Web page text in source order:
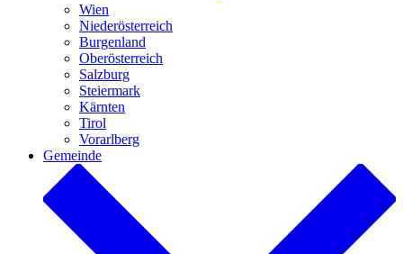
Wien
Niederösterreich
Burgenland
Oberösterreich
Salzburg
Steiermark
Kärnten
Tirol
Vorarlberg
Gemeinde